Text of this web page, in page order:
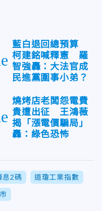
藍白退回總預算
柯建銘喊釋憲 羅
智強轟：大法官成
民進黨圍事小弟？
燒烤店老闆怨電費
貴遭出征 王鴻薇
揭「漲電價騙局」
轟：綠色恐怖
息2碼 道瓊工業指數